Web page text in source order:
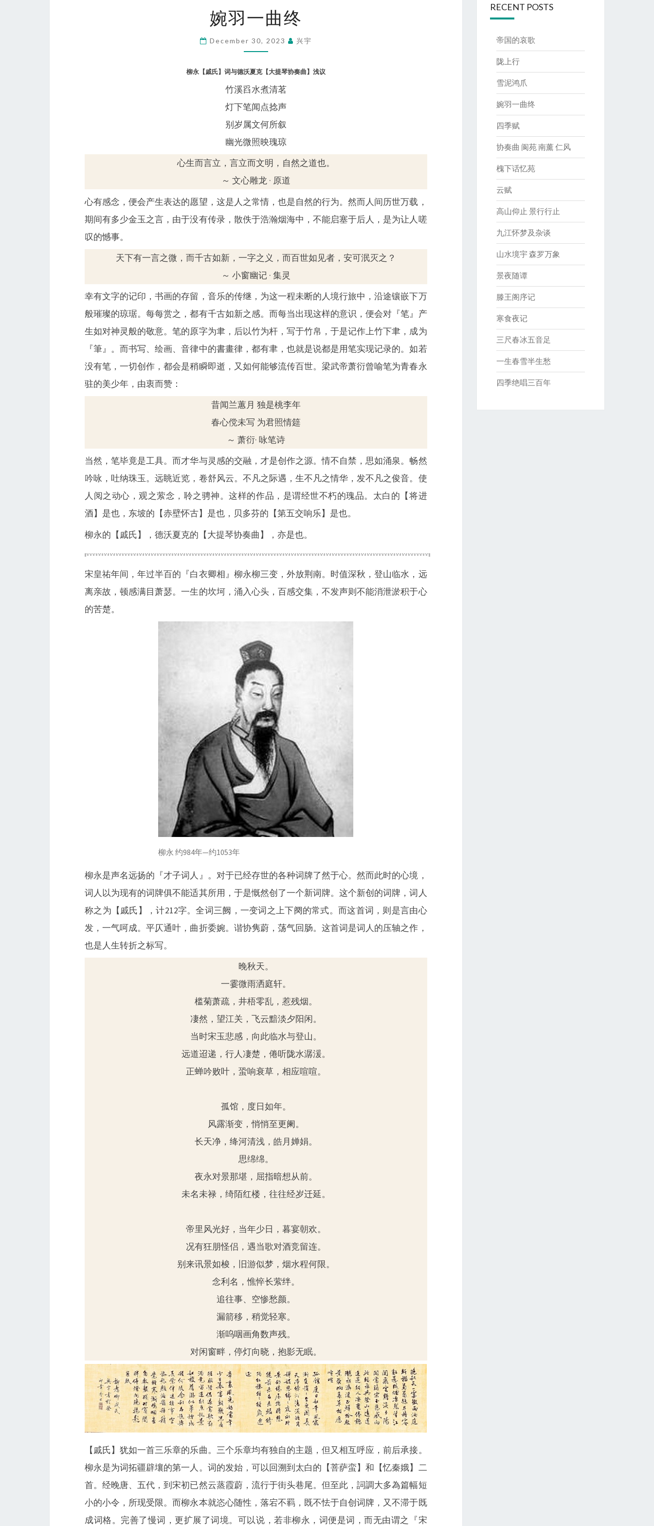
羽
曲
婉羽一曲终
December 30, 2023 兴宇
柳永【戚氏】 词与德沃夏克【大提琴协奏曲】浅议
竹溪舀水煮清茗
灯下笔闻点捻声
别岁属文何所叙
幽光微照映瑰琼
心生而言立，言立而文明，自然之道也。
～ 文心雕龙 · 原道
心有感念，便会产生表达的愿望，这是人之常情，也是自然的行为。然而人间历世万载，
期间有多少金玉之言，由于没有传录，散佚于浩瀚烟海中，不能启塞于后人，是为让人嗟
叹的憾事。
天下有一言之微，而千古如新，一字之义，而百世如见者，安可泯灭之？
～ 小窗幽记 · 集灵
幸有文字的记印，书画的存留，音乐的传继，为这一程未断的人境行旅中，沿途镶嵌下万
般璀璨的琼琚。每每赏之，都有千古如新之感。而每当出现这样的意识，便会对『笔』产
生如对神灵般的敬意。笔的原字为聿，后以竹为杆，写于竹帛，于是记作上竹下聿，成为
『筆』。而书写、绘画、音律中的書畫律，都有聿，也就是说都是用笔实现记录的。如若
没有笔，一切创作，都会是稍瞬即逝，又如何能够流传百世。梁武帝萧衍曾喻笔为青春永
驻的美少年，由衷而赞：
昔闻兰蕙月 独是桃李年
春心傥未写 为君照情筵
～ 萧衍· 咏笔诗
当然，笔毕竟是工具。而才华与灵感的交融，才是创作之源。情不自禁，思如涌泉。畅然
吟咏，吐纳珠玉。远眺近览，卷舒风云。不凡之际遇，生不凡之情华，发不凡之俊音。使
人阅之动心，观之萦念，聆之骋神。这样的作品，是谓经世不朽的瑰品。太白的【将进
酒】是也，东坡的【赤壁怀古】是也，贝多芬的【第五交响乐】是也。
柳永的【戚氏】，德沃夏克的【大提琴协奏曲】，亦是也。
宋皇祐年间，年过半百的『白衣卿相』柳永柳三变，外放荆南。时值深秋，登山临水，远
离亲故，顿感满目萧瑟。一生的坎坷，涌入心头，百感交集，不发声则不能消泄淤积于心
的苦楚。
柳永 约984年—约1053年
柳永是声名远扬的『才子词人』。对于已经存世的各种词牌了然于心。然而此时的心境，
词人以为现有的词牌俱不能适其所用，于是慨然创了一个新词牌。这个新创的词牌，词人
称之为【戚氏】，计212字。全词三阙，一变词之上下阕的常式。而这首词，则是言由心
发，一气呵成。平仄通叶，曲折委婉。谐协隽蔚，荡气回肠。这首词是词人的压轴之作，
也是人生转折之标写。
晚秋天。
一霎微雨洒庭轩。
槛菊萧疏，井梧零乱，惹残烟。
凄然，望江关，飞云黯淡夕阳闲。
当时宋玉悲感，向此临水与登山。
远道迢递，行人凄楚，倦听陇水潺湲。
正蝉吟败叶，蛩响衰草，相应喧喧。
孤馆，度日如年。
风露渐变，悄悄至更阑。
长天净，绛河清浅，皓月婵娟。
思绵绵。
夜永对景那堪，屈指暗想从前。
未名未禄，绮陌红楼，往往经岁迁延。
帝里风光好，当年少日，暮宴朝欢。
况有狂朋怪侣，遇当歌对酒竞留连。
别来讯景如梭，旧游似梦，烟水程何限。
念利名，憔悴长萦绊。
追往事、空惨愁颜。
漏箭移，稍觉轻寒。
渐呜咽画角数声残。
对闲窗畔，停灯向晓，抱影无眠。
【戚氏】犹如一首三乐章的乐曲。三个乐章均有独自的主题，但又相互呼应，前后承接。
柳永是为词拓疆辟壤的第一人。词的发始，可以回溯到太白的【菩萨蛮】和【忆秦娥】二
首。经晚唐、五代，到宋初已然云蒸霞蔚，流行于街头巷尾。但至此，詞調大多為篇幅短
小的小令，所现受限。而柳永本就恣心随性，落宕不羁，既不怯于自创词牌，又不滞于既
成词格。完善了慢词，更扩展了词境。可以说，若非柳永，词便是词，而无由谓之『宋
RECENT POSTS
帝国的哀歌
陇上行
雪泥鸿爪
婉羽一曲终
四季赋
协奏曲 阆苑 南薰 仁风
槐下话忆苑
云赋
高山仰止 景行行止
九江怀梦及杂谈
山水境宇 森罗万象
景夜随谭
滕王阁序记
寒食夜记
三尺春冰五音足
一生春雪半生愁
四季绝唱三百年